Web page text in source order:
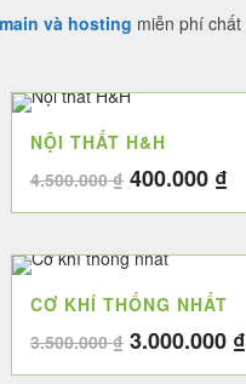
và hosting miễn phí
₫.
NỘI THẤT H&H
4.500.000₫ Giá
gốc
4.500.000
400.000 ₫
CƠ KHÍ THỐNG NHẤT
3.500.000₫ Giá
gốc
3.000.000 ₫